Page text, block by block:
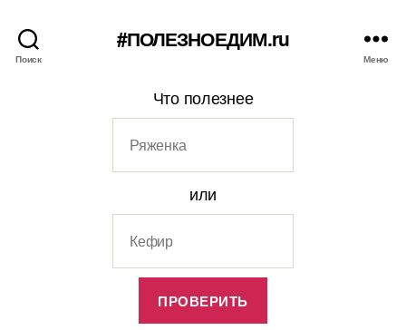
Поиск
#ПОЛЕЗНОЕДИМ.ru
Меню
Что полезнее
или